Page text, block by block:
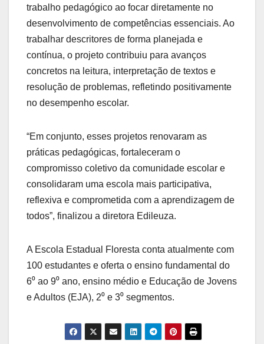
trabalho pedagógico ao focar diretamente no
desenvolvimento de competências essenciais. Ao
trabalhar descritores de forma planejada e
contínua, o projeto contribuiu para avanços
concretos na leitura, interpretação de textos e
resolução de problemas, refletindo positivamente
no desempenho escolar.
“Em conjunto, esses projetos renovaram as
práticas pedagógicas, fortaleceram o
compromisso coletivo da comunidade escolar e
consolidaram uma escola mais participativa,
reflexiva e comprometida com a aprendizagem de
todos”, finalizou a diretora Edileuza.
A Escola Estadual Floresta conta atualmente com
100 estudantes e oferta o ensino fundamental do
6⁰ ao 9⁰ ano, ensino médio e Educação de Jovens
e Adultos (EJA), 2⁰ e 3⁰ segmentos.